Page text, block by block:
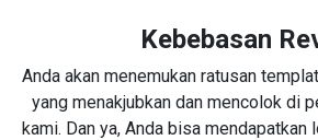
Kebebasan
Anda akan menemukan ratusan
yang menakjubkan dan mencolok di
kami. Dan ya, Anda bisa mendapatkan